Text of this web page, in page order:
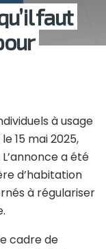
faut
à usage
15 mai 2025,
a été
d’habitation
à régulariser
cadre de